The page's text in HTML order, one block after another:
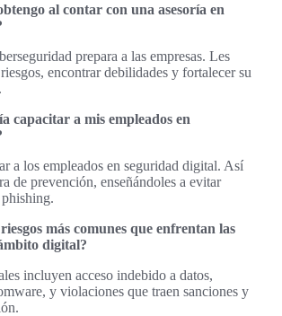
al contar con una asesoría en
prepara a las empresas. Les
encontrar debilidades y fortalecer su
capacitar a mis empleados en
a los empleados en seguridad digital. Así
de prevención, enseñándoles a evitar
más comunes que enfrentan las
digital?
incluyen acceso indebido a datos,
y violaciones que traen sanciones y